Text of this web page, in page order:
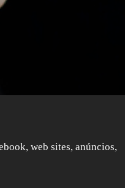
web sites, anúncios,